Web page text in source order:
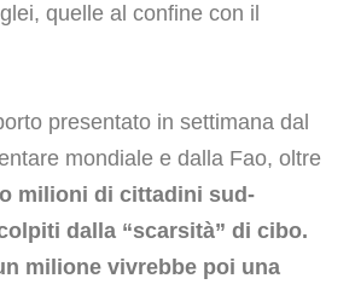
quelle al confine con il
presentato in settimana dal
mondiale e dalla Fao, oltre
milioni di cittadini sud-
dalla “scarsità” di cibo.
milione vivrebbe poi una